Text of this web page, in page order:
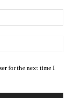
for the next time I